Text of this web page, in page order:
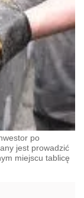
po
jest prowadzić
miejscu tablicę